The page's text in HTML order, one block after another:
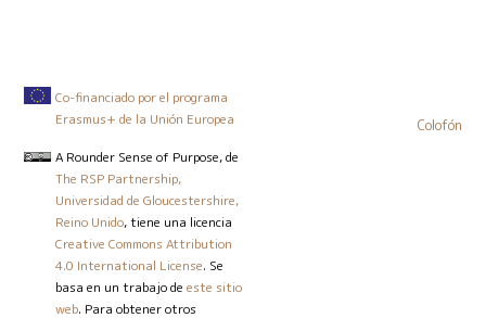
Co-financiado por el programa
Erasmus+ de la Unión Europea
A Rounder Sense of Purpose, de
The RSP Partnership,
Universidad de Gloucestershire,
Reino Unido, tiene una licencia
Creative Commons Attribution
4.0 International License. Se
basa en un trabajo deeste sitio
web. Para obtener otros
Colofón